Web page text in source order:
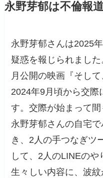
永野芽郁は不倫報
永野芽郁さんは2025
疑惑を報じられまし
月公開の映画『そし
2024年9月頃から交際
す。交際が始まって間
永野芽郁さんの自宅
き、2人の手つなぎツ
して、2人のLINEのや
生々しい内容に、波